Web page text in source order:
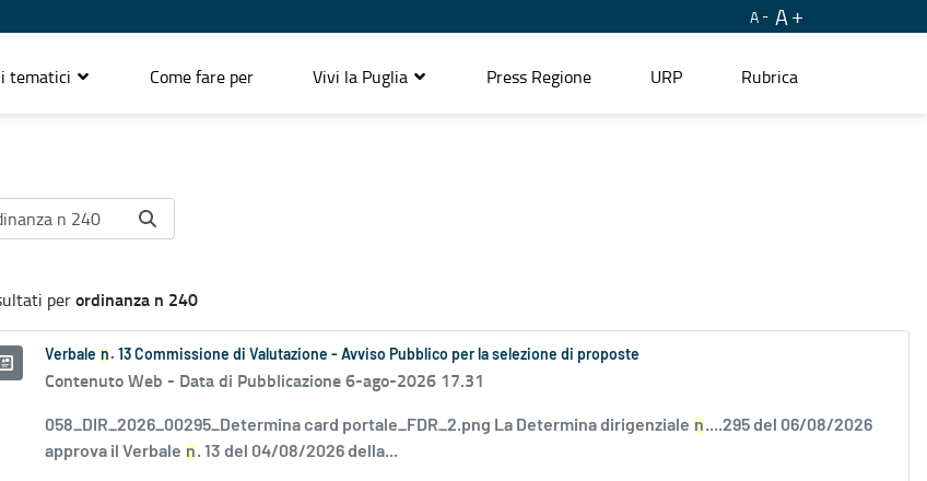
A A
tematici Come fare per Vivi la Puglia Press Regione URP Rubrica
perordinanza n 240
Verbale n . 13 Commissione di Valutazione - Avviso Pubblico per la selezione di proposte
Contenuto Web - Data di Pubblicazione 6-ago-2026 17.31
058_DIR_2026_00295_Determina card portale_FDR_2.png La Determina dirigenziale n....295 del 06/08/2026
approva il Verbale n. 13 del 04/08/2026 della...